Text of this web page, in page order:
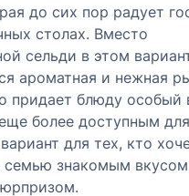
до сих пор радует
столах. Вместо
сельди в этом
ароматная и нежная
придает блюду особый
более доступным
для тех, кто
семью знакомым